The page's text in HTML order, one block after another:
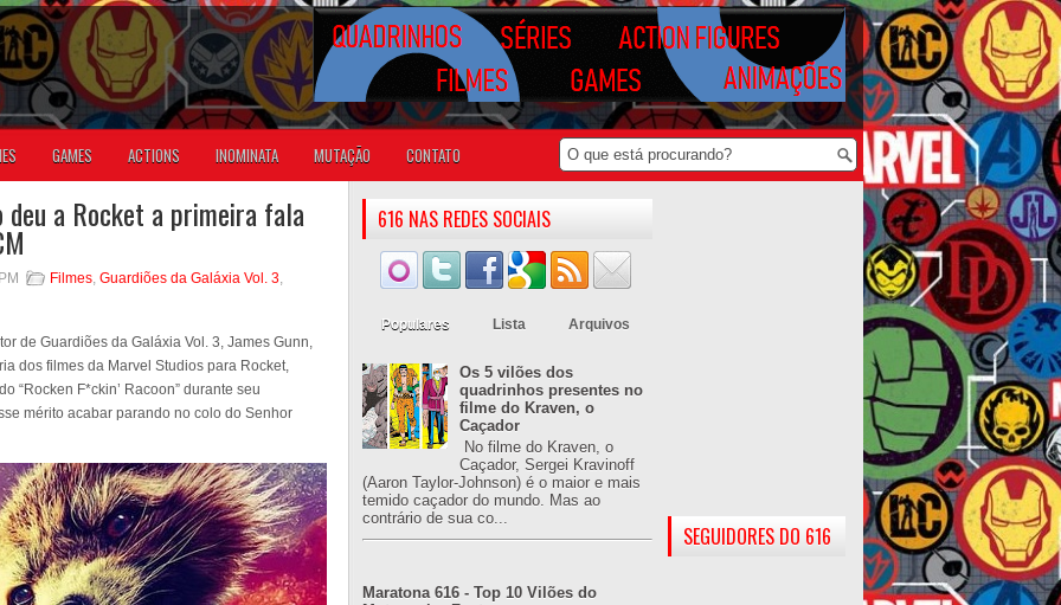
GAMES ACTIONS INOMINATA MUTAÇÃO CONTATO
deu a Rocket a primeira fala
Filmes, Guardiões da Galáxia Vol. 3,
de Guardiões da Galáxia Vol. 3, James Gunn,
dos filmes da Marvel Studios para Rocket,
“Rocken F*ckin’ Racoon” durante seu
mérito acabar parando no colo do Senhor
616 NAS REDES SOCIAIS
Populares Lista Arquivos
Os 5 vilões dos
quadrinhos presentes no
filme do Kraven, o
Caçador
No filme do Kraven, o
Caçador, Sergei Kravinoff
(Aaron Taylor-Johnson) é o maior e mais
temido caçador do mundo. Mas ao
contrário de sua co...
Maratona 616 - Top 10 Vilões do
SEGUIDORES DO 616